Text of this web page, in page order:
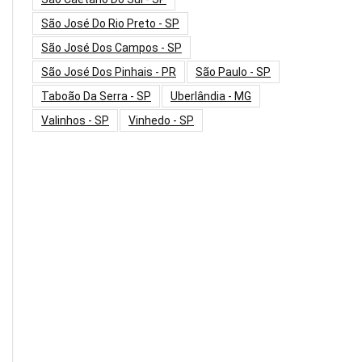
São José Do Rio Preto - SP
São José Dos Campos - SP
São José Dos Pinhais - PR
São Paulo - SP
Taboão Da Serra - SP
Uberlândia - MG
Valinhos - SP
Vinhedo - SP